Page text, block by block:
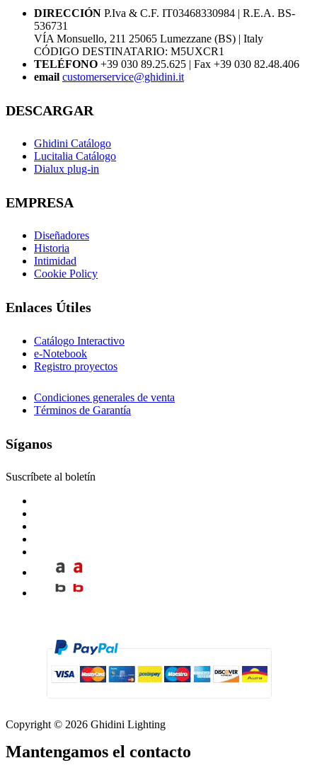
DIRECCIÓN P.Iva & C.F. IT03468330984 | R.E.A. BS-
536731
VÍA Monsuello, 211 25065 Lumezzane (BS) | Italy
CÓDIGO DESTINATARIO: M5UXCR1
TELÉFONO +39 030 89.25.625 | Fax +39 030 82.48.406
email customerservice@ghidini.it
DESCARGAR
Ghidini Catálogo
Lucitalia Catálogo
Dialux plug-in
EMPRESA
Diseñadores
Historia
Intimidad
Cookie Policy
Enlaces Útiles
Catálogo Interactivo
e-Notebook
Registro proyectos
Condiciones generales de venta
Términos de Garantía
Síganos
Suscríbete al boletín
Copyright © 2026 Ghidini Lighting
Mantengamos el contacto